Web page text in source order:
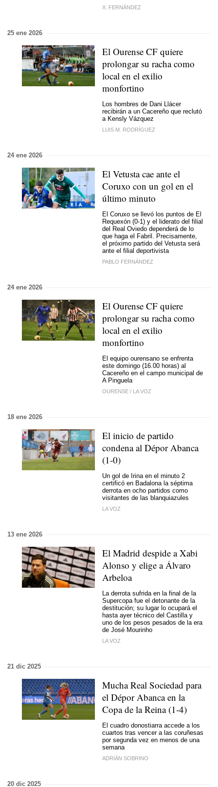
X. FERNÁNDEZ
25 ene 2026
El Ourense CF quiere
prolongar su racha como
local en el exilio
monfortino
Los hombres de Dani Llácer
recibirán a un Cacereño que reclutó
a Kensly Vázquez
LUIS M. RODRÍGUEZ
24 ene 2026
El Vetusta cae ante el
Coruxo con un gol en el
último minuto
El Coruxo se llevó los puntos de El
Requexón (0-1) y el liderato del filial
del Real Oviedo dependerá de lo
que haga el Fabril. Precisamente,
el próximo partido del Vetusta será
ante el filial deportivista
PABLO FERNÁNDEZ
24 ene 2026
El Ourense CF quiere
prolongar su racha como
local en el exilio
monfortino
El equipo ourensano se enfrenta
este domingo (16.00 horas) al
Cacereño en el campo municipal de
A Pinguela
OURENSE / LA VOZ
18 ene 2026
El inicio de partido
condena al Dépor Abanca
(1-0)
Un gol de Irina en el minuto 2
certificó en Badalona la séptima
derrota en ocho partidos como
visitantes de las blanquiazules
LA VOZ
13 ene 2026
El Madrid despide a Xabi
Alonso y elige a Álvaro
Arbeloa
La derrota sufrida en la final de la
Supercopa fue el detonante de la
destitución; su lugar lo ocupará el
hasta ayer técnico del Castilla y
uno de los pesos pesados de la era
de José Mourinho
LA VOZ
21 dic 2025
Mucha Real Sociedad para
el Dépor Abanca en la
Copa de la Reina (1-4)
El cuadro donostiarra accede a los
cuartos tras vencer a las coruñesas
por segunda vez en menos de una
semana
ADRIÁN SOBRINO
20 dic 2025